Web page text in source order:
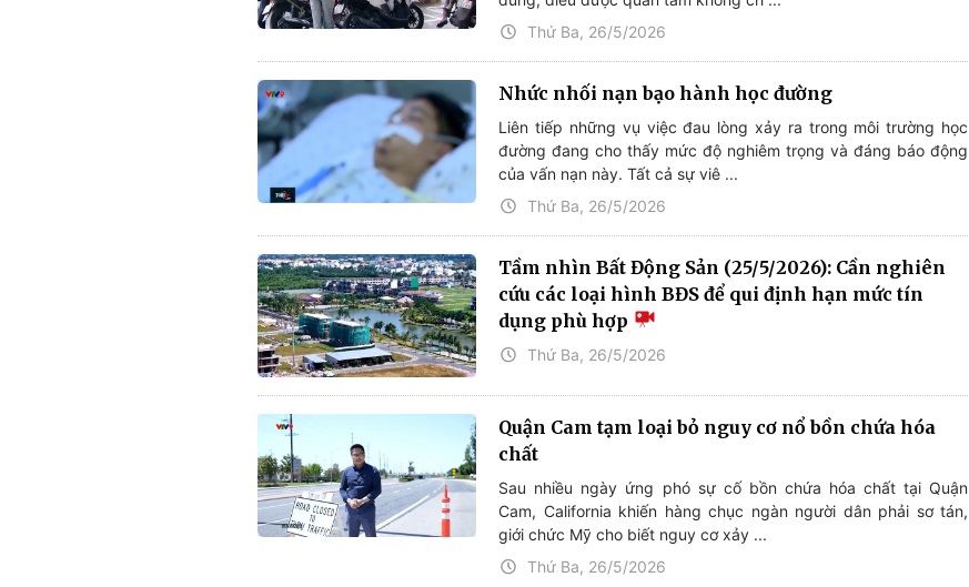
Thứ Ba, 26/5/2026
Nhức nhối nạn bạo hành học đường
Liên tiếp những vụ việc đau lòng xảy ra trong môi trường học
đường đang cho thấy mức độ nghiêm trọng và đáng báo động
của vấn nạn này. Tất cả sự viê ...
Thứ Ba, 26/5/2026
Tầm nhìn Bất Động Sản (25/5/2026): Cần nghiên
cứu các loại hình BĐS để qui định hạn mức tín
dụng phù hợp
Thứ Ba, 26/5/2026
Quận Cam tạm loại bỏ nguy cơ nổ bồn chứa hóa
chất
Sau nhiều ngày ứng phó sự cố bồn chứa hóa chất tại Quận
Cam, California khiến hàng chục ngàn người dân phải sơ tán,
giới chức Mỹ cho biết nguy cơ xảy ...
Thứ Ba, 26/5/2026